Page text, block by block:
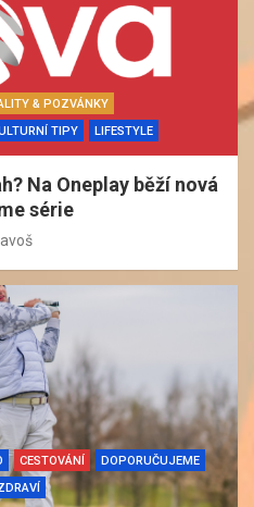
& POZVÁNKY
TIPY LIFESTYLE
Na Oneplay běží nová
série
CESTOVÁNÍ
DOPORUČUJEME